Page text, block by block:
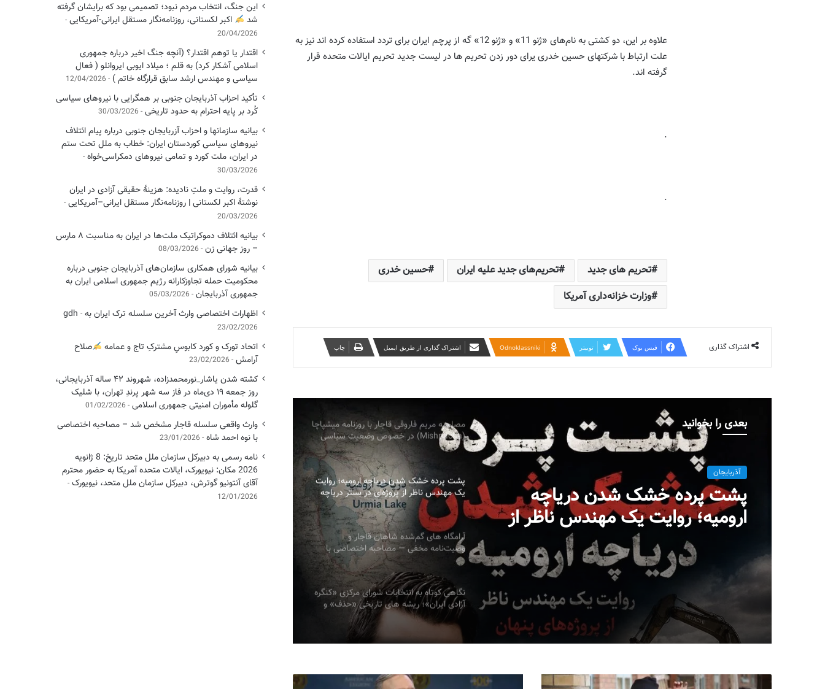
علاوه بر این، دو کشتی به نام‌های «ژنو 11» و «ژنو 12» گه از پرچم ایران برای تردد استفاده کرده اند نیز به
علت ارتباط با شرکتهای حسین خدری یرای دور زدن تحریم ها در لیست جدید تحریم ایالات متحده قرار
گرفته اند.
.
.
تحریم های جدید تحریم‌های جدید علیه ایران
حسین خدری
وزارت خزانه‌داری آمریکا
اشتراک گذاری فیس بوک توییتر ‫Odnoklassniki اشتراک گذاری از طریق ایمیل چاپ
بعدی را بخوانید
آذربایجان
پشت پرده خشک شدن دریاچه
ارومیه؛ روایت یک مهندس ناظر از
پروژه‌ای در بستر دریاچه به قلم:
میلاد ایوبی ایروانلو فعال سیاسی و
مهندس ناظر سابق قرارگاه
خاتم‌الانبیاء
اقتدار یا توهم اقتدار؟ (آنچه جنگ اخیر درباره
جمهوری اسلامی آشکار کرد) به قلم ؛ میلاد
ایوبی ایروانلو ( فعال سیاسی و مهندس ارشد
نیروهای سیاسی کُرد بر پایه احترام به حدود
تاریخی
بیانیه سازمانها و احزاب آزربایجان جنوبی درباره
مصاحبه مریم فاروقی قاجار با روزنامه میشپاچا
(Mishpacha) در خصوص وضعیت سیاسی
اجتماعی ایران
پشت پرده خشک شدن دریاچه ارومیه؛ روایت
یک مهندس ناظر از پروژه‌ای در بستر دریاچه
به قلم: میلاد ایوبی ایروانلو فعال سیاسی و
مهندس ناظر سابق قرارگاه خاتم‌الانبیاء
آرامگاه های گم‌شده شاهان قاجار و
وصیت‌نامه مخفی — مصاحبه اختصاصی با
پرنسس مریم فاروقی قاجار
نگاهی کوتاه به انتخابات شورای مرکزی «کنگره
آزادی ایران»؛ ریشه های تاریخی «حذف» و
ضرورت ضمانت های نهادی سیمین صبری
این جنگ، انتخاب مردم نبود؛ تصمیمی بود که برایشان گرفته
شد
اکبر لکستانی، روزنامه‌نگار مستقل ایرانی-آمریکایی
20/04/2026
اقتدار یا توهم اقتدار؟ (آنچه جنگ اخیر درباره جمهوری
اسلامی آشکار کرد) به قلم ؛ میلاد ایوبی ایروانلو ( فعال
سیاسی و مهندس ارشد سابق قرارگاه خاتم ) 12/04/2026
تأکید احزاب آذربایجان جنوبی بر همگرایی با نیروهای سیاسی
کُرد بر پایه احترام به حدود تاریخی 30/03/2026
بیانیه سازمانها و احزاب آزربایجان جنوبی درباره پیام ائتلاف
نیروهای سیاسی کوردستان ایران: خطاب به ملل تحت ستم
در ایران، ملت کورد و تمامی نیروهای دمکراسی‌خواه
30/03/2026
قدرت، روایت و ملتِ نادیده: هزینهٔ حقیقی آزادی در ایران
نوشتهٔ اکبر لکستانی | روزنامه‌نگار مستقل ایرانی–آمریکایی
20/03/2026
بیانیه ائتلاف دموکراتیک ملت‌ها در ایران به مناسبت ۸ مارس
– روز جهانی زن 08/03/2026
بیانیه شورای همکاری سازمان‌های آذربایجان جنوبی درباره
محکومیت حمله تجاوزکارانه رژیم جمهوری اسلامی ایران به
جمهوری آذربایجان 05/03/2026
اظهارات اختصاصی وارث آخرین سلسله ترک ایران به gdh
23/02/2026
اتحاد تورک و کورد کابوسِ مشترکِ تاج و عمامه
​صلاح
آرامش 23/02/2026
کشته شدن یاشار_نورمحمدزاده، شهروند ۴۲ ساله آذربایجانی،
روز جمعه ۱۹ دی‌ماه در فاز سه شهر پرندِ تهران، با شلیک
گلوله مأموران امنیتی جمهوری اسلامی 01/02/2026
وارث واقعی سلسله قاجار مشخص شد – مصاحبه اختصاصی
با نوه احمد شاه 23/01/2026
نامه رسمی به دبیرکل سازمان ملل متحد تاریخ: 8 ژانویه
2026 مکان: نیویورک، ایالات متحده آمریکا به حضور محترم
آقای آنتونیو گوترش، دبیرکل سازمان ملل متحد، نیویورک
12/01/2026